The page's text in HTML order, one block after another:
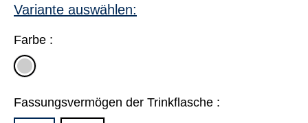
Variante auswählen:
Farbe :
edelstahl
Fassungsvermögen der Trinkflasche :